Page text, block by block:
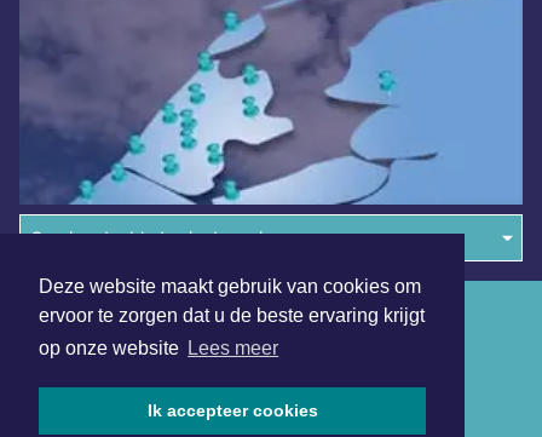
Deze website maakt gebruik van cookies om
ervoor te zorgen dat u de beste ervaring krijgt
op onze website Lees meer
Ik accepteer cookies
Overige dagbladen in de regio
Algemene voorwaarden
Disclaimer